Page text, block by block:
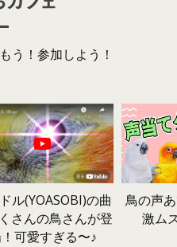
う！参加しよう！
ル(YOASOBI)の曲
さんの鳥さんが登
可愛すぎる〜♪
鳥の声
激ム